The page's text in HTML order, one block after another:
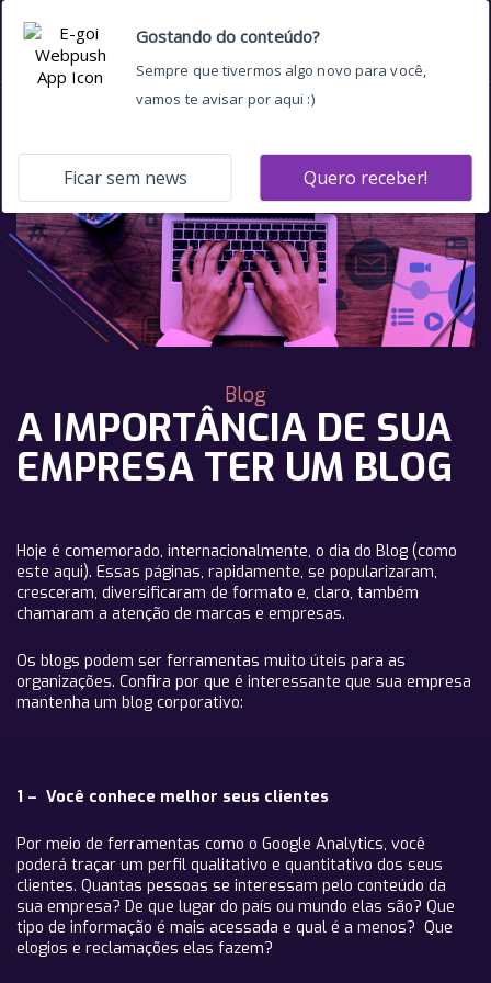
Blog
A IMPORTÂNCIA DE SUA
EMPRESA TER UM BLOG
Hoje é comemorado, internacionalmente, o dia do Blog (como
este aqui). Essas páginas, rapidamente, se popularizaram,
cresceram, diversificaram de formato e, claro, também
chamaram a atenção de marcas e empresas.
Os blogs podem ser ferramentas muito úteis para as
organizações. Confira por que é interessante que sua empresa
mantenha um blog corporativo:
1 – Você conhece melhor seus clientes
Por meio de ferramentas como o Google Analytics, você
poderá traçar um perfil qualitativo e quantitativo dos seus
clientes. Quantas pessoas se interessam pelo conteúdo da
sua empresa? De que lugar do país ou mundo elas são? Que
tipo de informação é mais acessada e qual é a menos? Que
elogios e reclamações elas fazem?